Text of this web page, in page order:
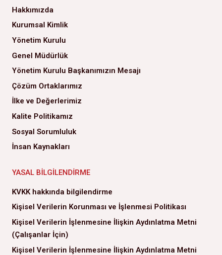
Hakkımızda
Kurumsal Kimlik
Yönetim Kurulu
Genel Müdürlük
Yönetim Kurulu Başkanımızın Mesajı
Çözüm Ortaklarımız
İlke ve Değerlerimiz
Kalite Politikamız
Sosyal Sorumluluk
İnsan Kaynakları
YASAL BILGILENDIRME
KVKK hakkında bilgilendirme
Kişisel Verilerin Korunması ve İşlenmesi Politikası
Kişisel Verilerin İşlenmesine İlişkin Aydınlatma Metni
(Çalışanlar İçin)
Kişisel Verilerin İşlenmesine İlişkin Aydınlatma Metni